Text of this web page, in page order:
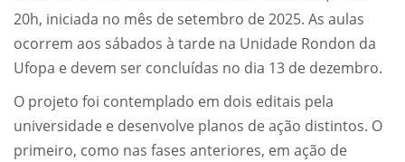
20h, iniciada no mês de setembro de 2025. As aulas
ocorrem aos sábados à tarde na Unidade Rondon da
Ufopa e devem ser concluídas no dia 13 de dezembro.
O projeto foi contemplado em dois editais pela
universidade e desenvolve planos de ação distintos. O
primeiro, como nas fases anteriores, em ação de